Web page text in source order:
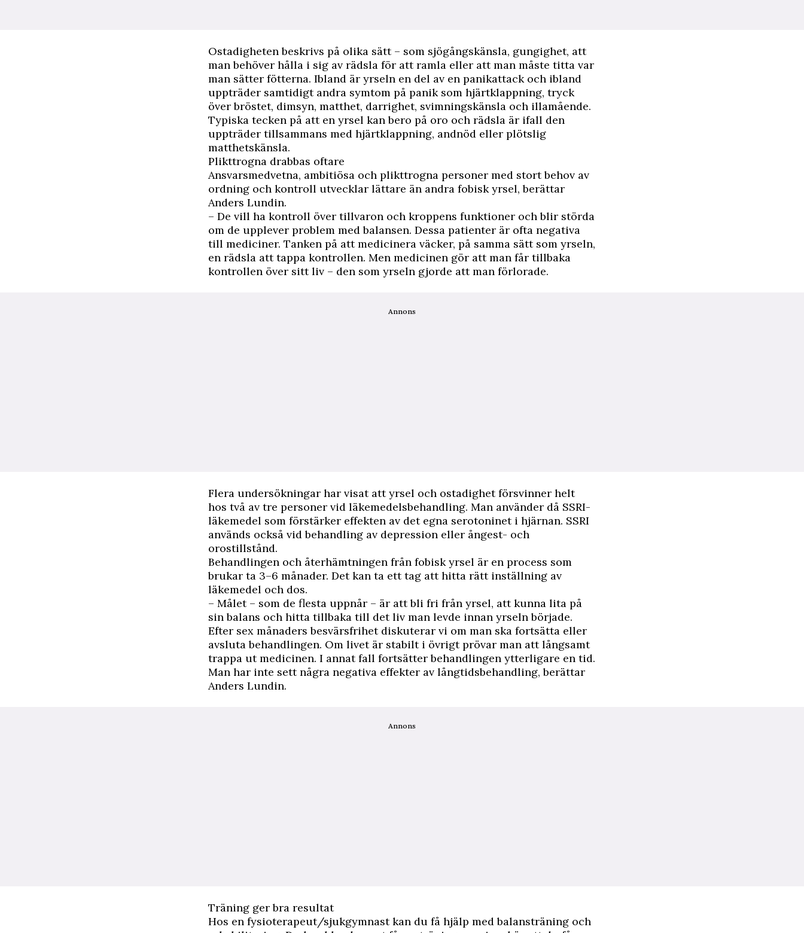
Ostadigheten beskrivs på olika sätt – som sjögångskänsla, gungighet, att
man behöver hålla i sig av rädsla för att ramla eller att man måste titta var
man sätter fötterna. Ibland är yrseln en del av en panikattack och ibland
uppträder samtidigt andra symtom på panik som hjärtklappning, tryck
över bröstet, dimsyn, matthet, darrighet, svimningskänsla och illamående.
Typiska tecken på att en yrsel kan bero på oro och rädsla är ifall den
uppträder tillsammans med hjärtklappning, andnöd eller plötslig
matthetskänsla.
Plikttrogna drabbas oftare
Ansvarsmedvetna, ambitiösa och plikttrogna personer med stort behov av
ordning och kontroll utvecklar lättare än andra fobisk yrsel, berättar
Anders Lundin.
– De vill ha kontroll över tillvaron och kroppens funktioner och blir störda
om de upplever problem med balansen. Dessa patienter är ofta negativa
till mediciner. Tanken på att medicinera väcker, på samma sätt som yrseln,
en rädsla att tappa kontrollen. Men medicinen gör att man får tillbaka
kontrollen över sitt liv – den som yrseln gjorde att man förlorade.
Annons
Flera undersökningar har visat att yrsel och ostadighet försvinner helt
hos två av tre personer vid läkemedelsbehandling. Man använder då SSRI-
läkemedel som förstärker effekten av det egna serotoninet i hjärnan. SSRI
används också vid behandling av depression eller ångest- och
orostillstånd.
Behandlingen och återhämtningen från fobisk yrsel är en process som
brukar ta 3–6 månader. Det kan ta ett tag att hitta rätt inställning av
läkemedel och dos.
– Målet – som de flesta uppnår – är att bli fri från yrsel, att kunna lita på
sin balans och hitta tillbaka till det liv man levde innan yrseln började.
Efter sex månaders besvärsfrihet diskuterar vi om man ska fortsätta eller
avsluta behandlingen. Om livet är stabilt i övrigt prövar man att långsamt
trappa ut medicinen. I annat fall fortsätter behandlingen ytterligare en tid.
Man har inte sett några negativa effekter av långtidsbehandling, berättar
Anders Lundin.
Annons
Träning ger bra resultat
Hos en fysioterapeut/sjukgymnast kan du få hjälp med balansträning och